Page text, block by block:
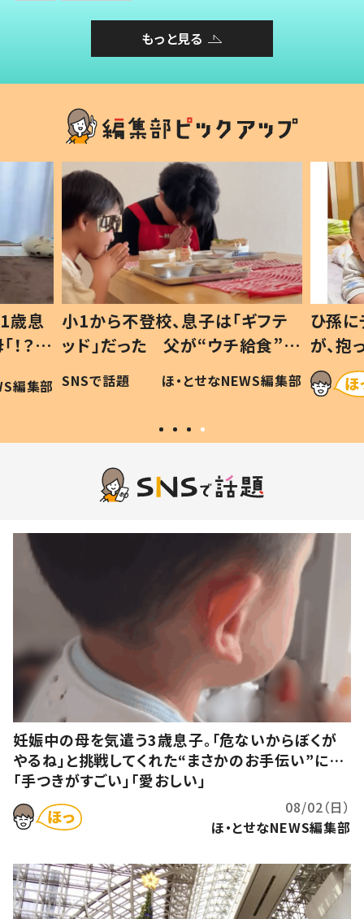
もっと見る
フテ
食”を
編集部
ひ孫にデレデレな80歳じいじ
が、抱っこすると…ひ孫の反応に
「涙が出ました」「可愛くて仕方な
い」
ほ・とせなNEWS編集部
妊娠中の母を気遣う3歳息子。「危ないからぼくが
やるね」と挑戦してくれた“まさかのお手伝い”に…
「手つきがすごい」「愛おしい」
08/02（日）
ほ・とせなNEWS編集部